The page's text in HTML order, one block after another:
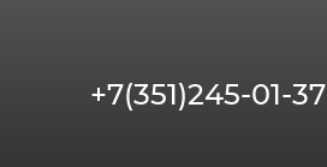
+7(351)245-01-37